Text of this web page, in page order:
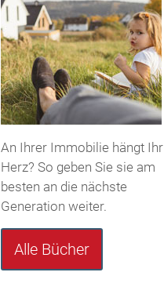
An Ihrer Immobilie hängt Ihr
Herz? So geben Sie sie am
besten an die nächste
Generation weiter.
Alle Bücher